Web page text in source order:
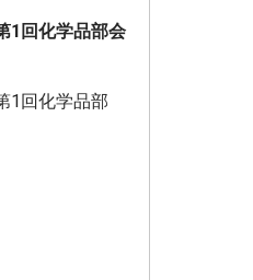
1回化学品部会
1回化学品部